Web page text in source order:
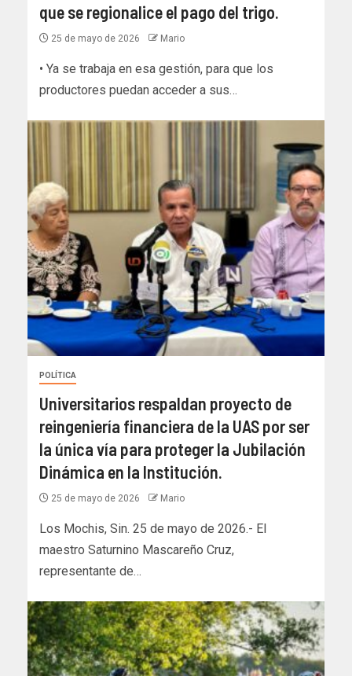
que se regionalice el pago del trigo.
25 de mayo de 2026 Mario
• Ya se trabaja en esa gestión, para que los
productores puedan acceder a sus…
POLÍTICA
Universitarios respaldan proyecto de
reingeniería financiera de la UAS por ser
la única vía para proteger la Jubilación
Dinámica en la Institución.
25 de mayo de 2026 Mario
Los Mochis, Sin. 25 de mayo de 2026.- El
maestro Saturnino Mascareño Cruz,
representante de…